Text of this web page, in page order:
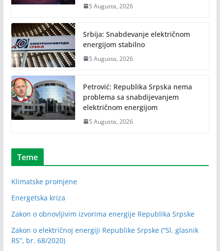
5 Augusta, 2026
Srbija: Snabdevanje električnom
energijom stabilno
5 Augusta, 2026
Petrović: Republika Srpska nema
problema sa snabdijevanjem
električnom energijom
5 Augusta, 2026
Teme
Klimatske promjene
Energetska kriza
Zakon o obnovljivim izvorima energije Republika Srpske
Zakon o električnoj energiji Republike Srpske (“Sl. glasnik
RS”, br. 68/2020)